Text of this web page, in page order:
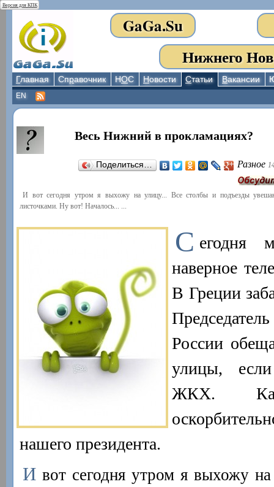
Версия для КПК
GaGa.Su
Нижнего
Главная Справочник НОС Новости Статьи Вакансии
EN
Весь Нижний в прокламациях?
Поделиться… Разное
И вот сегодня утром я выхожу на улицу... Все столбы и подъезды
листочками. Ну вот! Началось... ...
С егодня
наверное
В Греции
России
улицы,
ЖКХ.
нашего президента.
И вот сегодня утром я выхожу